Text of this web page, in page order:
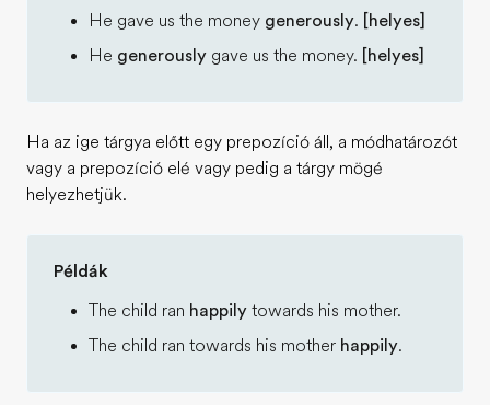
He gave us the money generously. [helyes]
He generously gave us the money. [helyes]
Ha az ige tárgya előtt egy prepozíció áll, a módhatározót
vagy a prepozíció elé vagy pedig a tárgy mögé
helyezhetjük.
Példák
The child ran happily towards his mother.
The child ran towards his mother happily.